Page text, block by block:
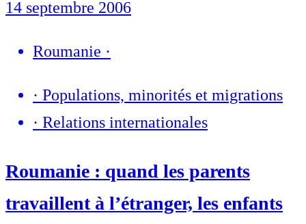
14 septembre 2006
Roumanie ·
· Populations, minorités et migrations
· Relations internationales
Roumanie : quand les parents
travaillent à l’étranger, les enfants